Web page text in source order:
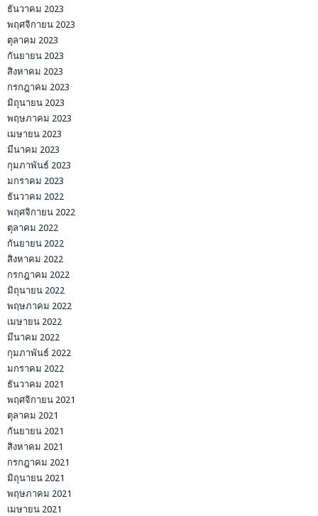
ธันวาคม 2023
พฤศจิกายน 2023
ตุลาคม 2023
กันยายน 2023
สิงหาคม 2023
กรกฎาคม 2023
มิถุนายน 2023
พฤษภาคม 2023
เมษายน 2023
มีนาคม 2023
กุมภาพันธ์ 2023
มกราคม 2023
ธันวาคม 2022
พฤศจิกายน 2022
ตุลาคม 2022
กันยายน 2022
สิงหาคม 2022
กรกฎาคม 2022
มิถุนายน 2022
พฤษภาคม 2022
เมษายน 2022
มีนาคม 2022
กุมภาพันธ์ 2022
มกราคม 2022
ธันวาคม 2021
พฤศจิกายน 2021
ตุลาคม 2021
กันยายน 2021
สิงหาคม 2021
กรกฎาคม 2021
มิถุนายน 2021
พฤษภาคม 2021
เมษายน 2021